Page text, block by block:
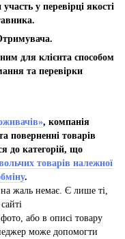
у перевірці якості
для клієнта способом
та перевірки
, компанія
поверненні товарів
до категорій, що
товарів належної
.
жаль немає. Є лише ті,
або в описі товару
може допомогти